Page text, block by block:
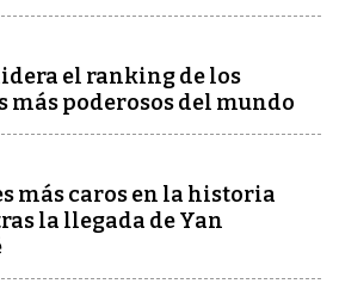
el ranking de los
más poderosos del mundo
más caros en la historia
la llegada de Yan